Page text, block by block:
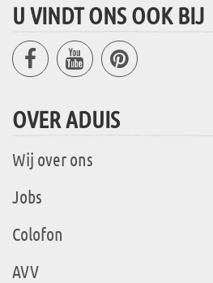
U VINDT ONS OOK BIJ
OVER ADUIS
Wij over ons
Jobs
Colofon
AVV